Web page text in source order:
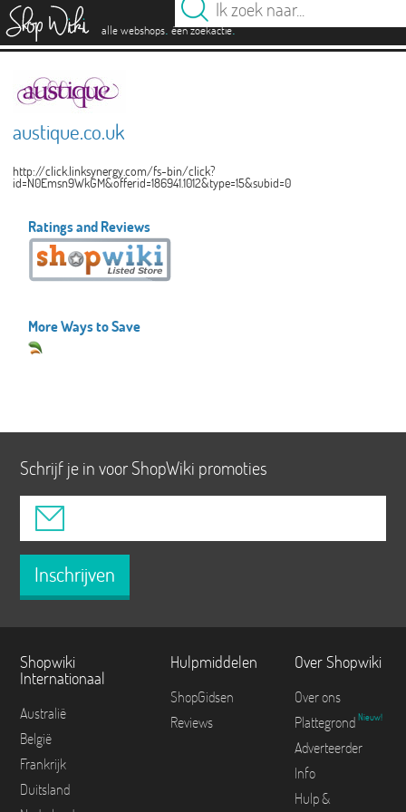
alle webshops. één zoekactie.
austique.co.uk
http://click.linksynergy.com/fs-bin/click?
id=N0Emsn9WkGM&offerid=186941.1012&type=15&subid=0
Ratings and Reviews
More Ways to Save
Schrijf je in voor ShopWiki promoties
Inschrijven
Shopwiki
Internationaal
Australië
België
Frankrijk
Duitsland
Hulpmiddelen
ShopGidsen
Reviews
Over Shopwiki
Over ons
Plattegrond Nieuw!
Adverteerder
Info
Hulp &